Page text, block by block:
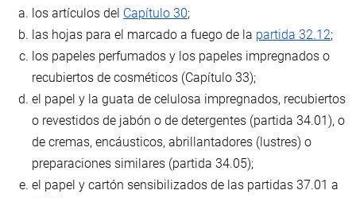
los artículos del Capítulo 30;
las hojas para el marcado a fuego de la partida 32.12;
los papeles perfumados y los papeles impregnados o
recubiertos de cosméticos (Capítulo 33);
el papel y la guata de celulosa impregnados, recubiertos
o revestidos de jabón o de detergentes (partida 34.01), o
de cremas, encáusticos, abrillantadores (lustres) o
preparaciones similares (partida 34.05);
el papel y cartón sensibilizados de las partidas 37.01 a